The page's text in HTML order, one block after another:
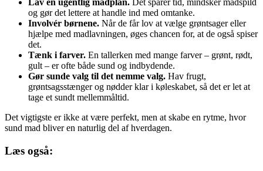
Lav en ugentlig madplan. Det sparer tid, mindsker madspild
og gør det lettere at handle ind med omtanke.
Involvér børnene. Når de får lov at vælge grøntsager eller
hjælpe med madlavningen, øges chancen for, at de også spiser
det.
Tænk i farver. En tallerken med mange farver – grønt, rødt,
gult – er ofte både sund og indbydende.
Gør sunde valg til det nemme valg. Hav frugt,
grøntsagsstænger og nødder klar i køleskabet, så det er let at
tage et sundt mellemmåltid.
Det vigtigste er ikke at være perfekt, men at skabe en rytme, hvor
sund mad bliver en naturlig del af hverdagen.
Læs også: